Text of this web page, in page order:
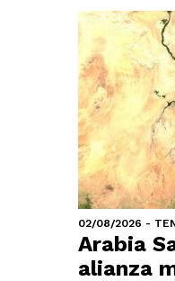
02/08/2026 -
Arabia
alianza